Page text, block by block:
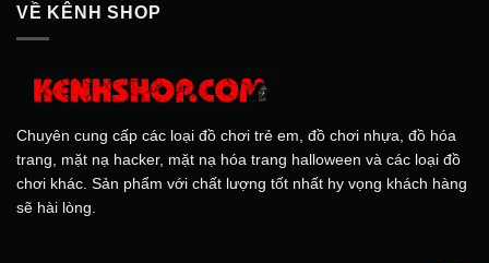
VỀ KÊNH SHOP
Chuyên cung cấp các loại đồ chơi trẻ em, đồ chơi nhựa, đồ hóa
trang, mặt nạ hacker, mặt nạ hóa trang halloween và các loại đồ
chơi khác. Sản phẩm với chất lượng tốt nhất hy vọng khách hàng
sẽ hài lòng.